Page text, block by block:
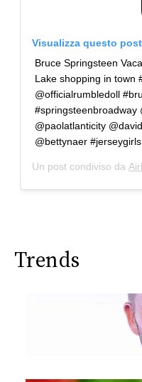
Visualizza questo
Bruce Springsteen
Lake shopping in town
@officialrumbledoll
#springsteenbroadway
@paolatlanticity
@bettynaer #jerseygirls
Un post condiviso da
Trends